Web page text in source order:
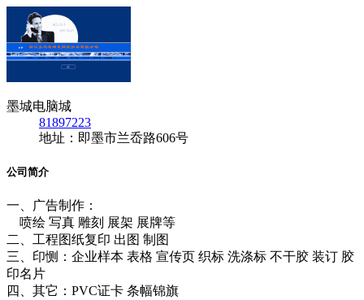
墨城电脑城
81897223
地址：即墨市兰岙路606号
公司简介
一、广告制作：
喷绘 写真 雕刻 展架 展牌等
二、工程图纸复印 出图 制图
三、印恻：企业样本 表格 宣传页 织标 洗涤标 不干胶 装订 胶
印名片
四、其它：PVC证卡 条幅锦旗